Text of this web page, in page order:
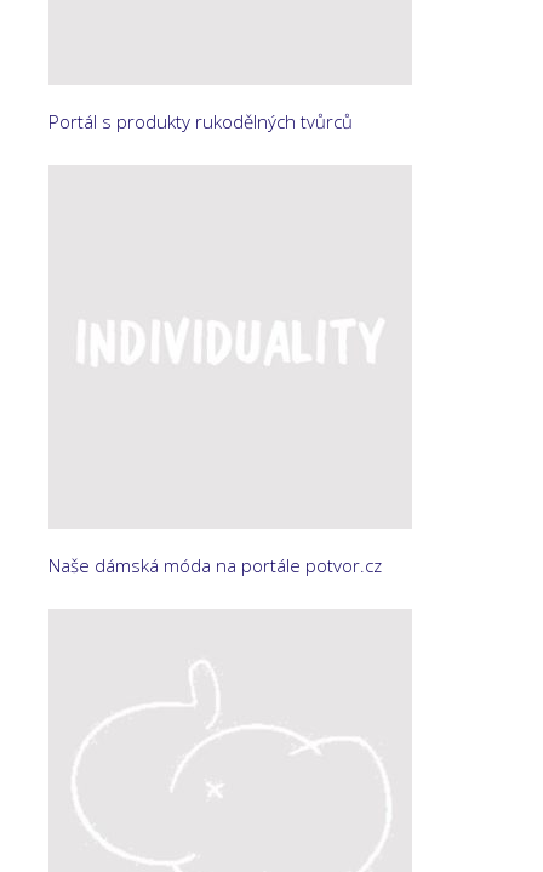
Portál s produkty rukodělných tvůrců
Naše dámská móda na portále potvor.cz